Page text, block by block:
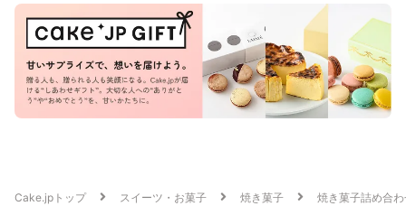
Cake.jpトップ スイーツ・お菓子 焼き菓子 焼き菓子詰め合